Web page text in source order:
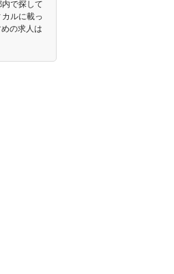
内で探して
ルに載っ
の求人は